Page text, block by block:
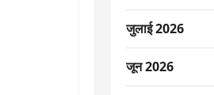
जुलाई 2026
जून 2026